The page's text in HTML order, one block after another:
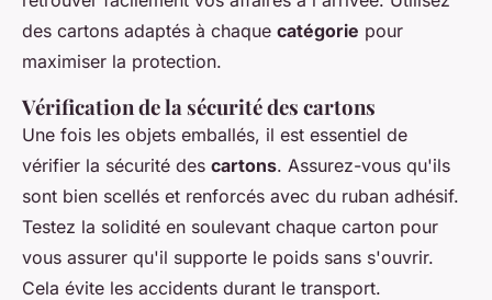
des cartons adaptés à chaque catégorie pour
maximiser la protection.
Vérification de la sécurité des cartons
Une fois les objets emballés, il est essentiel de
vérifier la sécurité des cartons. Assurez-vous qu'ils
sont bien scellés et renforcés avec du ruban adhésif.
Testez la solidité en soulevant chaque carton pour
vous assurer qu'il supporte le poids sans s'ouvrir.
Cela évite les accidents durant le transport.